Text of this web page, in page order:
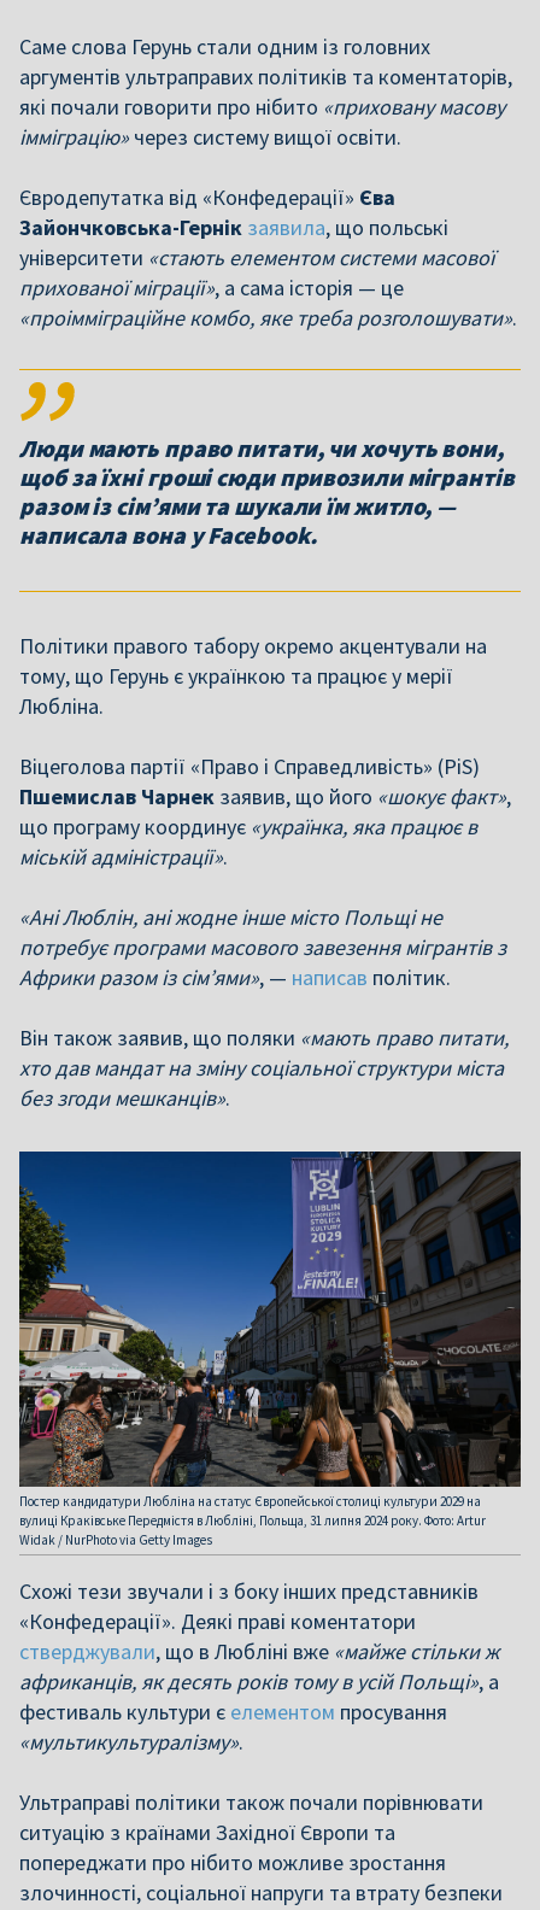
Саме слова Герунь стали одним із головних
аргументів ультраправих політиків та коментаторів,
які почали говорити про нібито «приховану масову
імміграцію» через систему вищої освіти.
Євродепутатка від «Конфедерації» Єва
Зайончковська-Гернік заявила, що польські
університети «стають елементом системи масової
прихованої міграції», а сама історія — це
«проімміграційне комбо, яке треба розголошувати».
Люди мають право питати, чи хочуть вони,
щоб за їхні гроші сюди привозили мігрантів
разом із сім’ями та шукали їм житло, —
написала вона у Facebook.
Політики правого табору окремо акцентували на
тому, що Герунь є українкою та працює у мерії
Любліна.
Віцеголова партії «Право і Справедливість» (PiS)
Пшемислав Чарнек заявив, що його «шокує факт»,
що програму координує «українка, яка працює в
міській адміністрації».
«Ані Люблін, ані жодне інше місто Польщі не
потребує програми масового завезення мігрантів з
Африки разом із сім’ями», — написав політик.
Він також заявив, що поляки «мають право питати,
хто дав мандат на зміну соціальної структури міста
без згоди мешканців».
Постер кандидатури Любліна на статус Європейської столиці культури 2029 на
вулиці Краківське Передмістя в Любліні, Польща, 31 липня 2024 року. Фото: Artur
Widak / NurPhoto via Getty Images
Схожі тези звучали і з боку інших представників
«Конфедерації». Деякі праві коментатори
стверджували, що в Любліні вже «майже стільки ж
африканців, як десять років тому в усій Польщі», а
фестиваль культури є елементом просування
«мультикультуралізму».
Ультраправі політики також почали порівнювати
ситуацію з країнами Західної Європи та
попереджати про нібито можливе зростання
злочинності, соціальної напруги та втрату безпеки